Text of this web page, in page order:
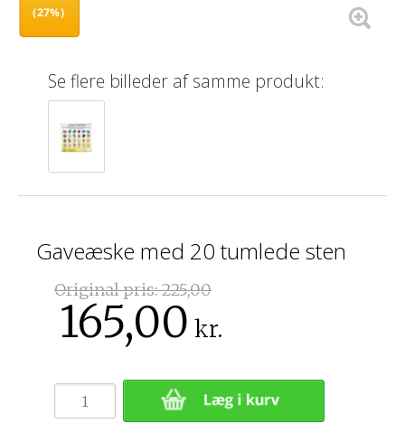
(27%)
Se flere billeder af samme produkt:
Gaveæske med 20 tumlede sten
Original pris:225,00
165,00 kr.